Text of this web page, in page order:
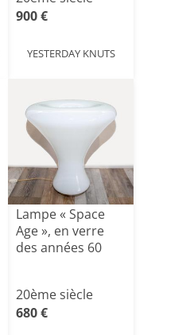
900 €
YESTERDAY KNUTS
Lampe « Space
Age », en verre
des années 60
20ème siècle
680 €